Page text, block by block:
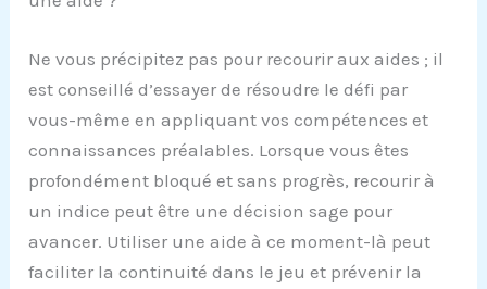
Ne vous précipitez pas pour recourir aux aides ; il
est conseillé d’essayer de résoudre le défi par
vous-même en appliquant vos compétences et
connaissances préalables. Lorsque vous êtes
profondément bloqué et sans progrès, recourir à
un indice peut être une décision sage pour
avancer. Utiliser une aide à ce moment-là peut
faciliter la continuité dans le jeu et prévenir la